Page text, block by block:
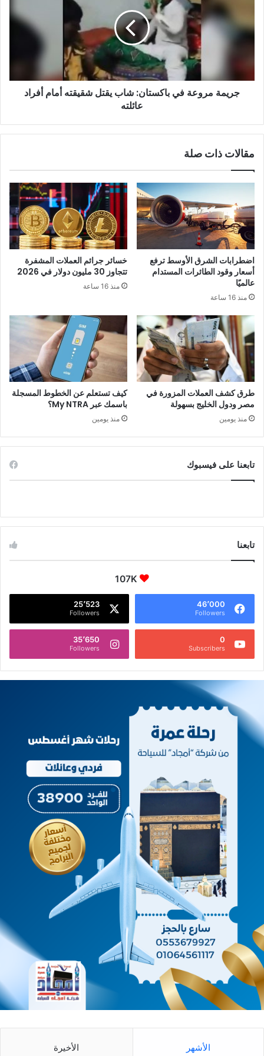
باكستان:
شاب
أفراد
عائلتهجريمة مروعة في باكستان: شاب يقتل شقيقته أمام أفراد
عائلته
مقالات ذات صلة
اضطرابات الشرق الأوسط ترفع
أسعار وقود الطائرات المستدام
عالميًا
منذ 16 ساعة
خسائر جرائم العملات المشفرة
تتجاوز 30 مليون دولار في 2026
منذ 16 ساعة
طرق كشف العملات المزورة في
مصر ودول الخليج بسهولة
منذ يومين
كيف تستعلم عن الخطوط المسجلة
باسمك عبر My NTRA؟
منذ يومين
تابعنا على فيسبوك
تابعنا
107K
46٬000
Followers
25٬523
Followers
0
Subscribers
35٬650
Followers
الأشهر الأخيرة